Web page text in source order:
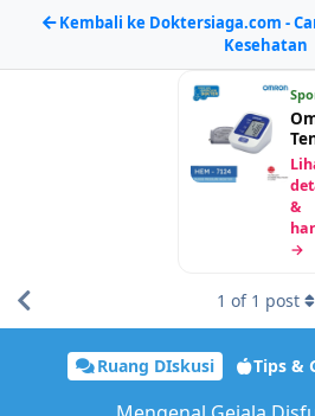
Kembali ke Doktersiaga.com -
Kesehatan
&
→
Ruang DIskusi Tips &
1 of 1 post